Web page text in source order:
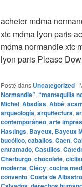
acheter mdma
xtc mdma lyon paris
mdma normandie xtc
lyon paris Please
Posté dans Uncategorized |
Normandie”, “mantequilla
Michel, Abadías, Abbé,
arqueología, arquitectura,
contemporáneo, arte
Hastings, Bayeux, Bayeux
bucólico, caballos, Caen,
entramado, Castillos,
Cherburgo, chocolate,
moderna, Clécy, cocina
convento, Costa de